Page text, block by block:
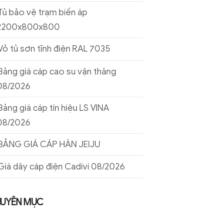
bảo vệ trạm biến áp
tủ sơn tĩnh điện RAL 7035
giá cáp cao su vận thăng
2026
giá cáp tín hiệu LS VINA
2026
GIÁ CÁP HÀN JEIJU
dây cáp điện Cadivi 08/2026
MỤC